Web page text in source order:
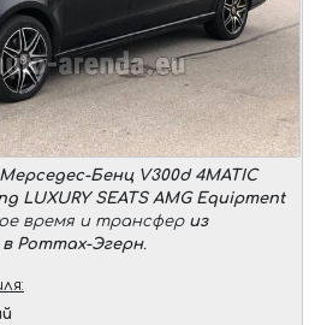
Мерседес-Бенц V300d 4MATIC
LUXURY SEATS AMG Equipment
время и трансфер из
Роттах-Эгерн.